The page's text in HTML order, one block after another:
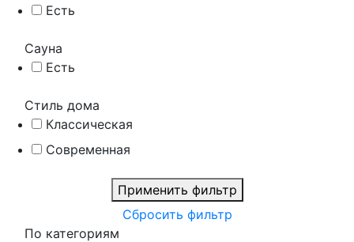
Есть
Сауна
Есть
Стиль дома
Классическая
Современная
Применить фильтр
Сбросить фильтр
По категориям